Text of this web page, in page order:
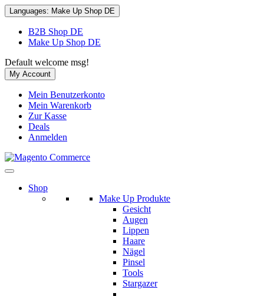
Languages: Make Up Shop DE
B2B Shop DE
Make Up Shop DE
Default welcome msg!
My Account
Mein Benutzerkonto
Mein Warenkorb
Zur Kasse
Deals
Anmelden
Shop
Make Up Produkte
Gesicht
Augen
Lippen
Haare
Nägel
Pinsel
Tools
Stargazer